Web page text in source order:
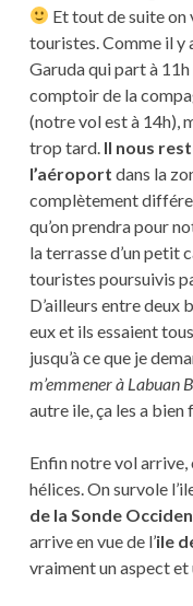
Et tout de suite on
touristes. Comme il y
Garuda qui part à
comptoir de la
(notre vol est à 14h),
trop tard. Il nous
l’aéroport dans la
complètement
qu’on prendra pour
la terrasse d’un petit
touristes poursuivis
D’ailleurs entre deux
eux et ils essaient
jusqu’à ce que je
m’emmener à Labuan
autre ile, ça les a
Enfin notre vol
hélices. On survole
de la Sonde
arrive en vue de l’ile
vraiment un aspect